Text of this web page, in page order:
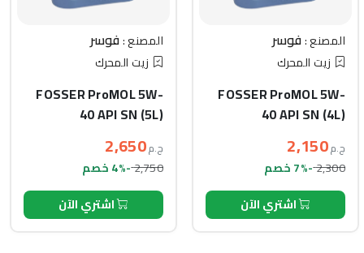
المصنع :فوسر
زيت المحرك
FOSSER ProMOL 5W-
40 API SN (4L)
ج.م2,150
2,300-7% خصم
اشتري الآن
المصنع :فوسر
زيت المحرك
FOSSER ProMOL 5W-
40 API SN (5L)
ج.م2,650
2,750-4% خصم
اشتري الآن